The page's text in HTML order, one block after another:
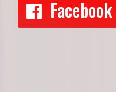
Facebook